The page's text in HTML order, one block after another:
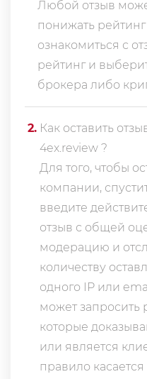
Любой отзыв
понижать
ознакомиться с
рейтинг и
брокера либо
2. Как оставить
4ex.review ?
Для того, чтобы
компании,
введите
отзыв с общей
модерацию и
количеству
одного IP или
может запросить
которые
или является
правило